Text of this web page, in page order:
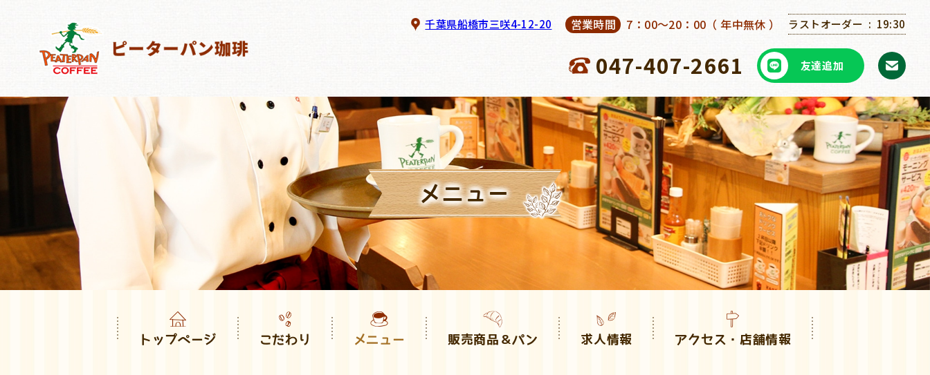
千葉県船橋市三咲4-12-20 営業時間 7：00～20：00（ 年中無休 ） ラストオーダー 19:30
047-407-2661 友達追加
メニュー
トップページ こだわり メニュー 販売商品＆パン 求人情報 アクセス・店舗情報